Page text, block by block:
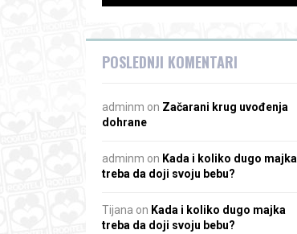
POSLEDNJI KOMENTARI
adminm on Začarani krug uvođenja
dohrane
adminm on Kada i koliko dugo majka
treba da doji svoju bebu?
Tijana on Kada i koliko dugo majka
treba da doji svoju bebu?